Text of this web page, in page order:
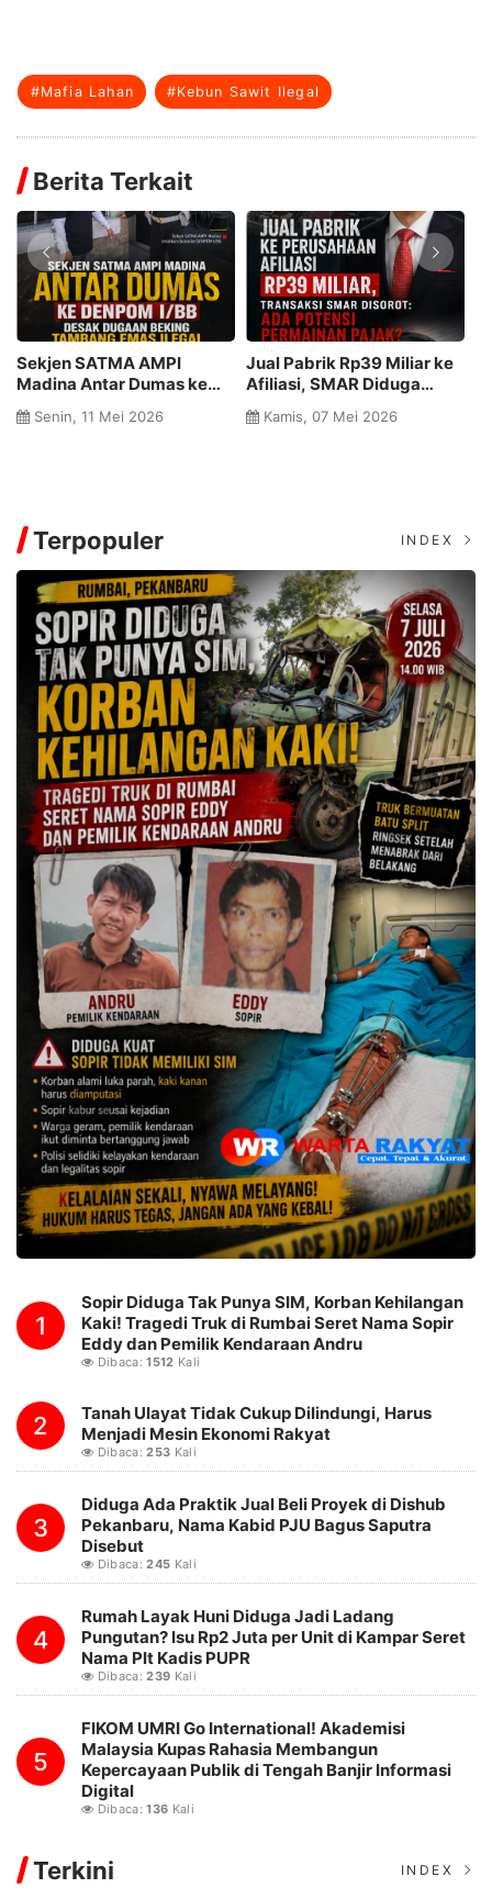
#Mafia Lahan #Kebun Sawit Ilegal
Berita Terkait
Sekjen SATMA AMPI
Madina Antar Dumas ke
DENPOM I/BB, Desak
Dugaan Beking Tambang
Senin, 11 Mei 2026
Jual Pabrik Rp39 Miliar ke
Afiliasi, SMAR Diduga
Mainkan Skema Pajak
Kamis, 07 Mei 2026
Terpopuler INDEX
1
Sopir Diduga Tak Punya SIM, Korban Kehilangan
Kaki! Tragedi Truk di Rumbai Seret Nama Sopir
Eddy dan Pemilik Kendaraan Andru
Dibaca:1512 Kali
2
Tanah Ulayat Tidak Cukup Dilindungi, Harus
Menjadi Mesin Ekonomi Rakyat
Dibaca:253 Kali
3
Diduga Ada Praktik Jual Beli Proyek di Dishub
Pekanbaru, Nama Kabid PJU Bagus Saputra
Disebut
Dibaca:245 Kali
4
Rumah Layak Huni Diduga Jadi Ladang
Pungutan? Isu Rp2 Juta per Unit di Kampar Seret
Nama Plt Kadis PUPR
Dibaca:239 Kali
5
FIKOM UMRI Go International! Akademisi
Malaysia Kupas Rahasia Membangun
Kepercayaan Publik di Tengah Banjir Informasi
Digital
Dibaca:136 Kali
Terkini INDEX